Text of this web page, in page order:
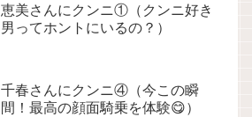
恵美さんにクンニ①（クンニ好き
男ってホントにいるの？）
千春さんにクンニ④（今この瞬
間！最高の顔面騎乗を体験😋）